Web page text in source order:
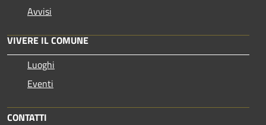
Avvisi
VIVERE IL COMUNE
Luoghi
Eventi
CONTATTI